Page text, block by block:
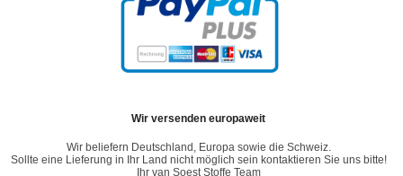
Wir versenden europaweit
Wir beliefern Deutschland, Europa sowie die Schweiz.
Sollte eine Lieferung in Ihr Land nicht möglich sein kontaktieren Sie uns bitte!
Ihr van Soest Stoffe Team